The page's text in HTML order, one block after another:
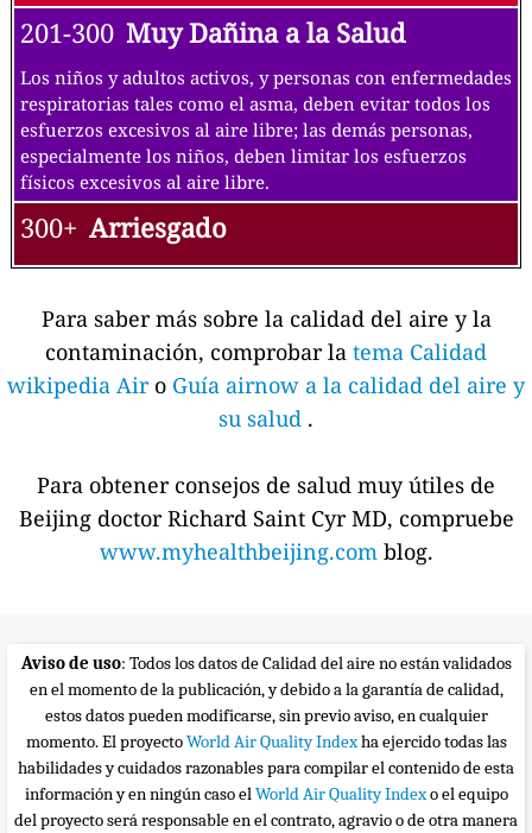
201-300 Muy Dañina a la Salud
Los niños y adultos activos, y personas con enfermedades
respiratorias tales como el asma, deben evitar todos los
esfuerzos excesivos al aire libre; las demás personas,
especialmente los niños, deben limitar los esfuerzos
físicos excesivos al aire libre.
300+ Arriesgado
Para saber más sobre la calidad del aire y la
contaminación, comprobar la tema Calidad
wikipedia Air o Guía airnow a la calidad del aire y
su salud .
Para obtener consejos de salud muy útiles de
Beijing doctor Richard Saint Cyr MD, compruebe
www.myhealthbeijing.com blog.
Aviso de uso: Todos los datos de Calidad del aire no están validados
en el momento de la publicación, y debido a la garantía de calidad,
estos datos pueden modificarse, sin previo aviso, en cualquier
momento. El proyectoWorld Air Quality Indexha ejercido todas las
habilidades y cuidados razonables para compilar el contenido de esta
información y en ningún caso elWorld Air Quality Indexo el equipo
del proyecto será responsable en el contrato, agravio o de otra manera